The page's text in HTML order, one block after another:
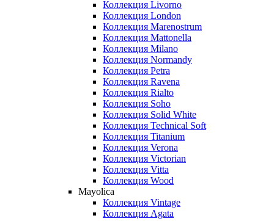
Коллекция Livorno
Коллекция London
Коллекция Marenostrum
Коллекция Mattonella
Коллекция Milano
Коллекция Normandy
Коллекция Petra
Коллекция Ravena
Коллекция Rialto
Коллекция Soho
Коллекция Solid White
Коллекция Technical Soft
Коллекция Titanium
Коллекция Verona
Коллекция Victorian
Коллекция Vitta
Коллекция Wood
Mayolica
Коллекция Vintage
Коллекция Agata